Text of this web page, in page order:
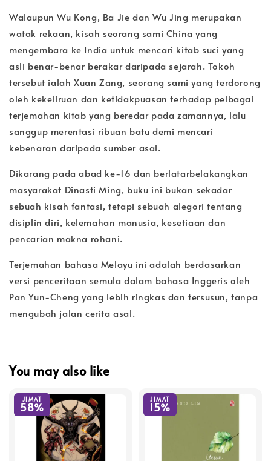
Walaupun Wu Kong, Ba Jie dan Wu Jing merupakan
watak rekaan, kisah seorang sami China yang
mengembara ke India untuk mencari kitab suci yang
asli benar-benar berakar daripada sejarah. Tokoh
tersebut ialah Xuan Zang, seorang sami yang terdorong
oleh kekeliruan dan ketidakpuasan terhadap pelbagai
terjemahan kitab yang beredar pada zamannya, lalu
sanggup merentasi ribuan batu demi mencari
kebenaran daripada sumber asal.
Dikarang pada abad ke-16 dan berlatarbelakangkan
masyarakat Dinasti Ming, buku ini bukan sekadar
sebuah kisah fantasi, tetapi sebuah alegori tentang
disiplin diri, kelemahan manusia, kesetiaan dan
pencarian makna rohani.
Terjemahan bahasa Melayu ini adalah berdasarkan
versi penceritaan semula dalam bahasa Inggeris oleh
Pan Yun-Cheng yang lebih ringkas dan tersusun, tanpa
mengubah jalan cerita asal.
You may also like
JIMAT
58%
JIMAT
15%